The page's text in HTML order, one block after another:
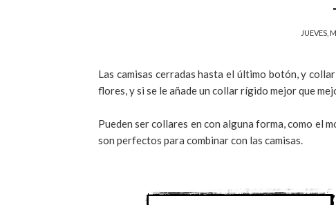
JUEVES,
Las camisas cerradas hasta el último botón, y
flores, y si se le añade un collar rígido mejor que
Pueden ser collares en con alguna forma, como el
son perfectos para combinar con las camisas.